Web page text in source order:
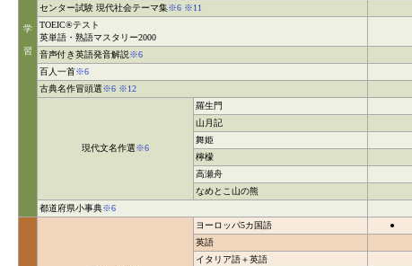
学
習
センター試験 現代社会テーマ集※6 ※11
TOEIC®テスト
英単語・熟語マスタリー2000
音声付き英語発音解説※6
百人一首※6
古典名作冒頭選※6 ※12
現代文名作選※6
羅生門
山月記
舞姫
檸檬
高瀬舟
なめとこ山の熊
都道府県小事典※6
ヨーロッパ5カ国語 ●
英語
イタリア語＋英語